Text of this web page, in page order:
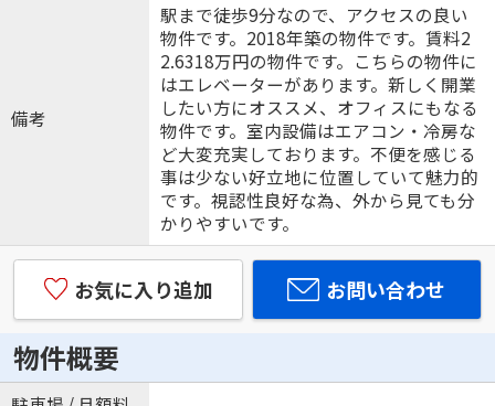
備考
駅まで徒歩9分なので、アクセスの良い
物件です。2018年築の物件です。賃料2
2.6318万円の物件です。こちらの物件に
はエレベーターがあります。新しく開業
したい方にオススメ、オフィスにもなる
物件です。室内設備はエアコン・冷房な
ど大変充実しております。不便を感じる
事は少ない好立地に位置していて魅力的
です。視認性良好な為、外から見ても分
かりやすいです。
お気に入り追加 お問い合わせ
物件概要